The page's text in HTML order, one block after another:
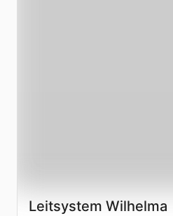
Leitsystem Wilhelma